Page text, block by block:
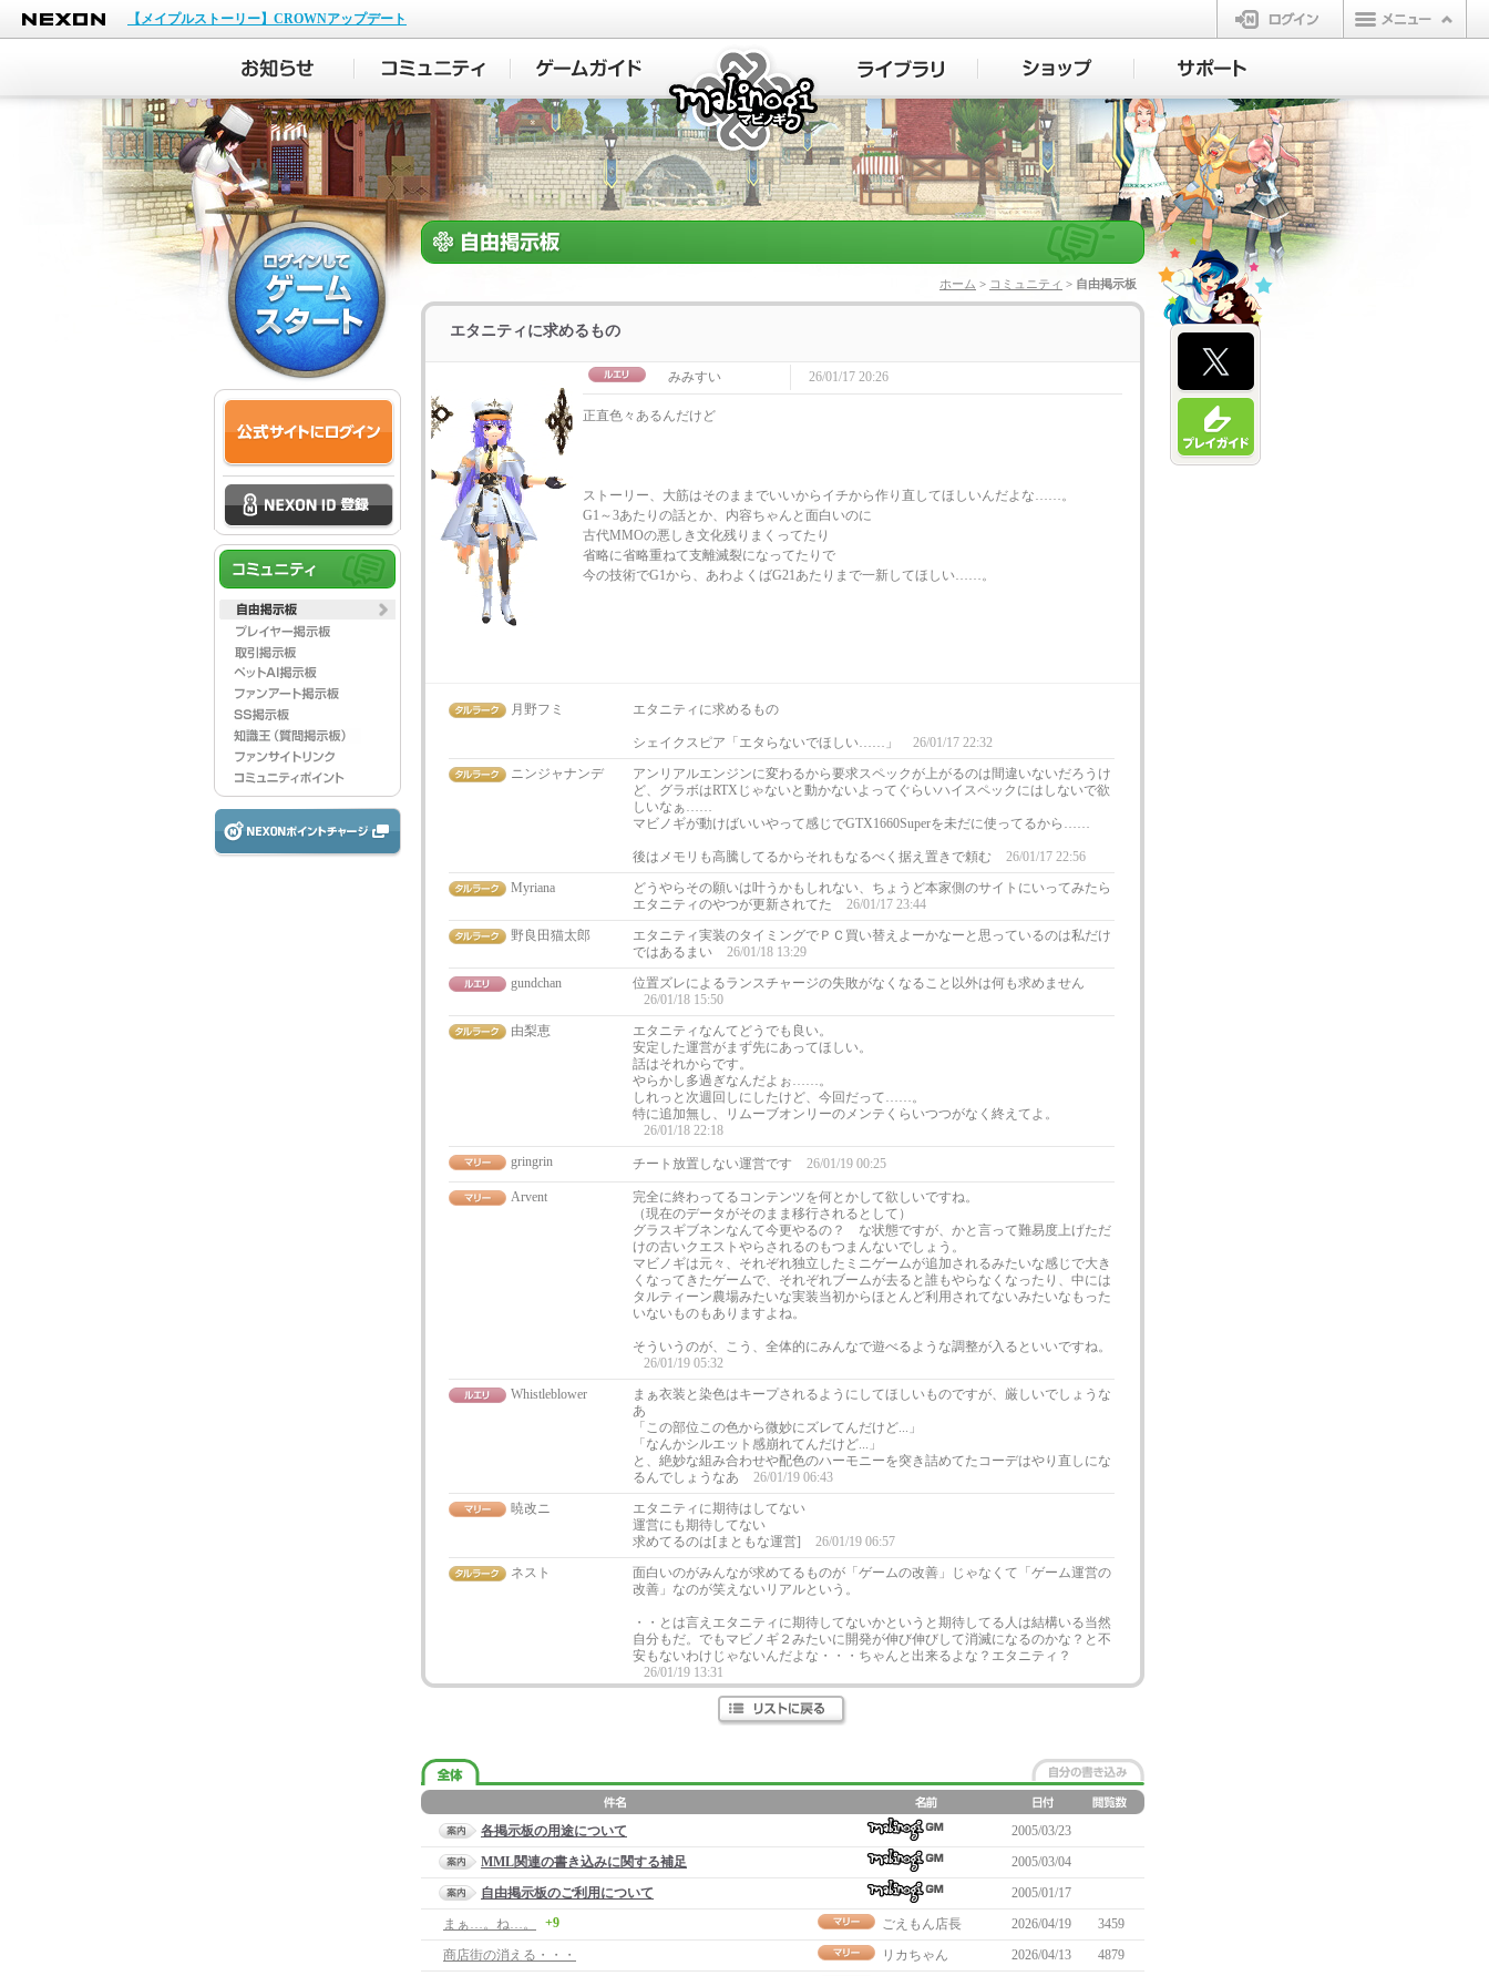
NEXON
【メイプルストーリー】CROWNアップデート
ログイン
マビノギ
ホーム > コミュニティ > 自由掲示板
エタニティに求めるもの
みみすい 26/01/17 20:26
正直色々あるんだけど
ストーリー、大筋はそのままでいいからイチから作り直してほしいんだよな……。
G1～3あたりの話とか、内容ちゃんと面白いのに
古代MMOの悪しき文化残りまくってたり
省略に省略重ねて支離滅裂になってたりで
今の技術でG1から、あわよくばG21あたりまで一新してほしい……。
月野フミ エタニティに求めるもの
シェイクスピア「エタらないでほしい……」
26/01/17 22:32
ニンジャナンデ
アンリアルエンジンに変わるから要求スペックが上がるのは間違いないだろうけ
ど、グラボはRTXじゃないと動かないよってぐらいハイスペックにはしないで欲
しいなぁ……
マビノギが動けばいいやって感じでGTX1660Superを未だに使ってるから……
後はメモリも高騰してるからそれもなるべく据え置きで頼む
26/01/17 22:56
Myriana
どうやらその願いは叶うかもしれない、ちょうど本家側のサイトにいってみたら
エタニティのやつが更新されてた
26/01/17 23:44
野良田猫太郎
エタニティ実装のタイミングでＰＣ買い替えよーかなーと思っているのは私だけ
ではあるまい
26/01/18 13:29
gundchan
位置ズレによるランスチャージの失敗がなくなること以外は何も求めません
26/01/18 15:50
由梨恵
エタニティなんてどうでも良い。
安定した運営がまず先にあってほしい。
話はそれからです。
やらかし多過ぎなんだよぉ……。
しれっと次週回しにしたけど、今回だって……。
特に追加無し、リムーブオンリーのメンテくらいつつがなく終えてよ。
26/01/18 22:18
gringrin
チート放置しない運営です 26/01/19 00:25
Arvent
完全に終わってるコンテンツを何とかして欲しいですね。
（現在のデータがそのまま移行されるとして）
グラスギブネンなんて今更やるの？ な状態ですが、かと言って難易度上げただ
けの古いクエストやらされるのもつまんないでしょう。
マビノギは元々、それぞれ独立したミニゲームが追加されるみたいな感じで大き
くなってきたゲームで、それぞれブームが去ると誰もやらなくなったり、中には
タルティーン農場みたいな実装当初からほとんど利用されてないみたいなもった
いないものもありますよね。
そういうのが、こう、全体的にみんなで遊べるような調整が入るといいですね。
26/01/19 05:32
Whistleblower
まぁ衣装と染色はキープされるようにしてほしいものですが、厳しいでしょうな
あ
「この部位この色から微妙にズレてんだけど...」
「なんかシルエット感崩れてんだけど...」
と、絶妙な組み合わせや配色のハーモニーを突き詰めてたコーデはやり直しにな
るんでしょうなあ
26/01/19 06:43
暁改ニ
エタニティに期待はしてない
運営にも期待してない
求めてるのは[まともな運営]
26/01/19 06:57
ネスト
面白いのがみんなが求めてるものが「ゲームの改善」じゃなくて「ゲーム運営の
改善」なのが笑えないリアルという。
・・とは言えエタニティに期待してないかというと期待してる人は結構いる当然
自分もだ。でもマビノギ２みたいに開発が伸び伸びして消滅になるのかな？と不
安もないわけじゃないんだよな・・・ちゃんと出来るよな？エタニティ？
26/01/19 13:31
各掲示板の用途について
2005/03/23
MML関連の書き込みに関する補足
2005/03/04
自由掲示板のご利用について
2005/01/17
まぁ…。ね…。
+9 ごえもん店長 2026/04/19
3459
商店街の消える・・・
リカちゃん 2026/04/13
4879